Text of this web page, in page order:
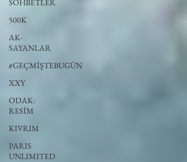
SOHBETLER
500K
AK-
SAYANLAR
#GEÇMİŞTEBUGÜN
XXY
ODAK:
RESİM
KIVRIM
PARIS
UNLIMITED